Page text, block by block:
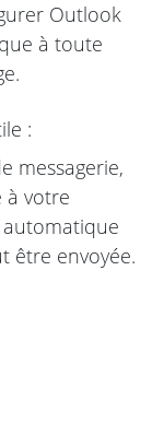
Outlook
à toute
:
messagerie,
à votre
être envoyée.